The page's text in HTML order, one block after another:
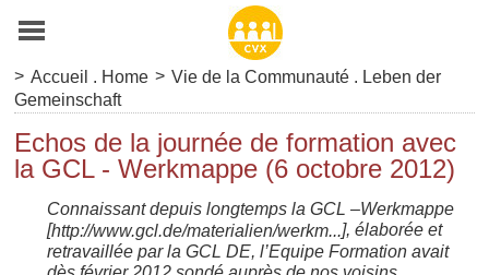
> Accueil . Home > Vie de la Communauté . Leben der
Gemeinschaft
Echos de la journée de formation avec
la GCL - Werkmappe (6 octobre 2012)
Connaissant depuis longtemps la GCL –Werkmappe
[http://www.gcl.de/materialien/werkm...], élaborée et
retravaillée par la GCL DE, l’Equipe Formation avait